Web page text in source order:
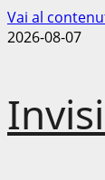
Vai al
2026-08-07